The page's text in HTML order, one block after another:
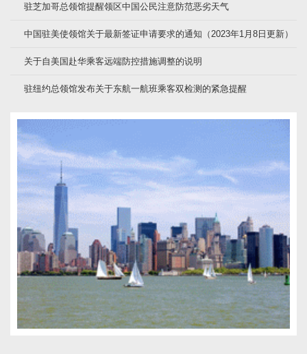
驻芝加哥总领馆提醒领区中国公民注意防范恶劣天气
中国驻美使领馆关于最新签证申请要求的通知（2023年1月8日更新）
关于自美国赴华乘客远端防控措施调整的说明
驻纽约总领馆发布关于东航一航班乘客双检测的紧急提醒